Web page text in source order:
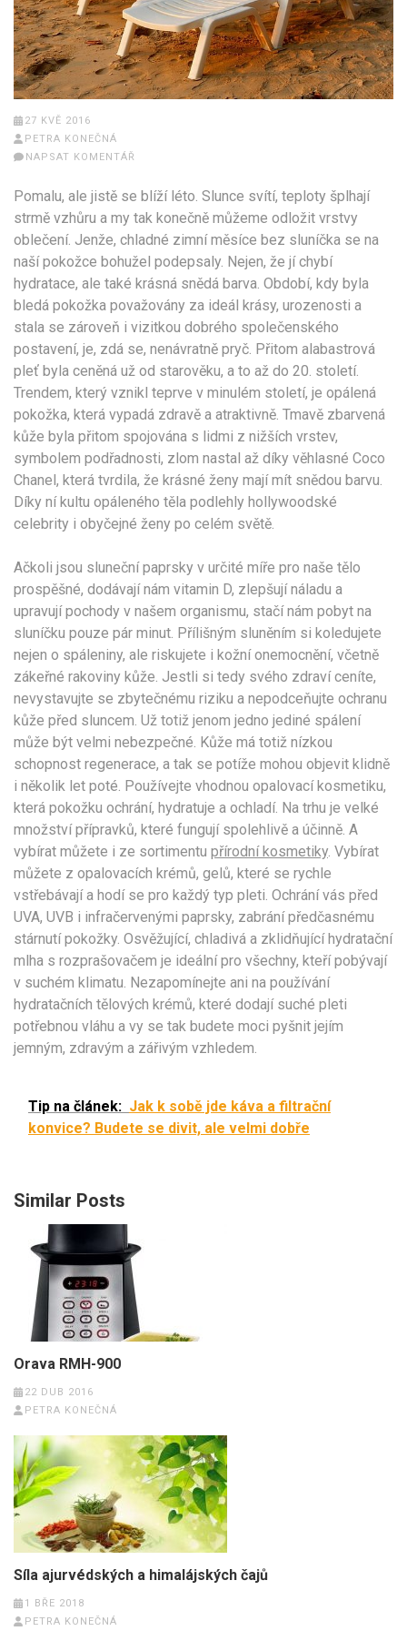
27 KVĚ 2016
PETRA KONEČNÁ
NAPSAT KOMENTÁŘ
Pomalu, ale jistě se blíží léto. Slunce svítí, teploty šplhají
strmě vzhůru a my tak konečně můžeme odložit vrstvy
oblečení. Jenže, chladné zimní měsíce bez sluníčka se na
naší pokožce bohužel podepsaly. Nejen, že jí chybí
hydratace, ale také krásná snědá barva. Období, kdy byla
bledá pokožka považovány za ideál krásy, urozenosti a
stala se zároveň i vizitkou dobrého společenského
postavení, je, zdá se, nenávratně pryč. Přitom alabastrová
pleť byla ceněná už od starověku, a to až do 20. století.
Trendem, který vznikl teprve v minulém století, je opálená
pokožka, která vypadá zdravě a atraktivně. Tmavě zbarvená
kůže byla přitom spojována s lidmi z nižších vrstev,
symbolem podřadnosti, zlom nastal až díky věhlasné Coco
Chanel, která tvrdila, že krásné ženy mají mít snědou barvu.
Díky ní kultu opáleného těla podlehly hollywoodské
celebrity i obyčejné ženy po celém světě.
Ačkoli jsou sluneční paprsky v určité míře pro naše tělo
prospěšné, dodávají nám vitamin D, zlepšují náladu a
upravují pochody v našem organismu, stačí nám pobyt na
sluníčku pouze pár minut. Přílišným sluněním si koledujete
nejen o spáleniny, ale riskujete i kožní onemocnění, včetně
zákeřné rakoviny kůže. Jestli si tedy svého zdraví ceníte,
nevystavujte se zbytečnému riziku a nepodceňujte ochranu
kůže před sluncem. Už totiž jenom jedno jediné spálení
může být velmi nebezpečné. Kůže má totiž nízkou
schopnost regenerace, a tak se potíže mohou objevit klidně
i několik let poté. Používejte vhodnou opalovací kosmetiku,
která pokožku ochrání, hydratuje a ochladí. Na trhu je velké
množství přípravků, které fungují spolehlivě a účinně. A
vybírat můžete i ze sortimentu přírodní kosmetiky. Vybírat
můžete z opalovacích krémů, gelů, které se rychle
vstřebávají a hodí se pro každý typ pleti. Ochrání vás před
UVA, UVB i infračervenými paprsky, zabrání předčasnému
stárnutí pokožky. Osvěžující, chladivá a zklidňující hydratační
mlha s rozprašovačem je ideální pro všechny, kteří pobývají
v suchém klimatu. Nezapomínejte ani na používání
hydratačních tělových krémů, které dodají suché pleti
potřebnou vláhu a vy se tak budete moci pyšnit jejím
jemným, zdravým a zářivým vzhledem.
Tip na článek: Jak k sobě jde káva a filtrační
konvice? Budete se divit, ale velmi dobře
Similar Posts
Orava RMH-900
22 DUB 2016
PETRA KONEČNÁ
Síla ajurvédských a himalájských čajů
1 BŘE 2018
PETRA KONEČNÁ